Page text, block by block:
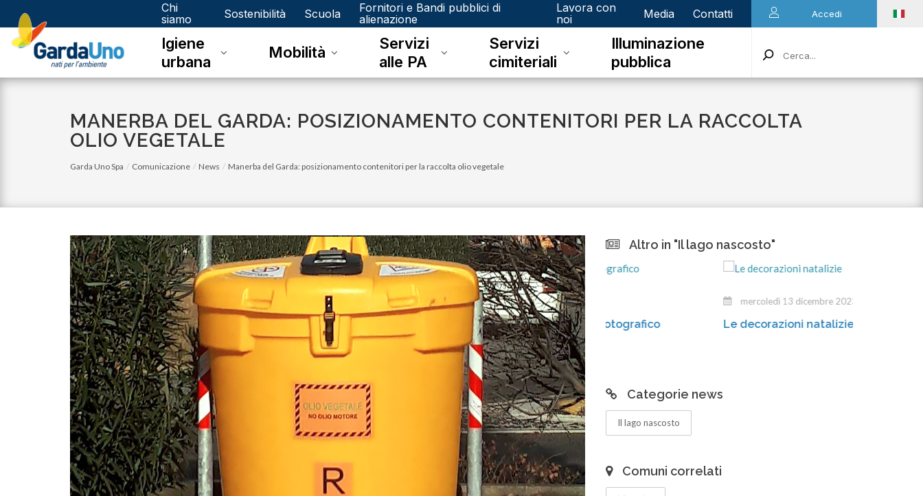
Gardauno
Spa
Chi
siamo
Sostenibilità Scuola
Fornitori e Bandi pubblici di
alienazione
Lavora con
noi
Media Contatti Accedi
Igiene
urbana
Mobilità
Servizi
alle PA
Servizi
cimiteriali
Illuminazione
pubblica
MANERBA DEL GARDA: POSIZIONAMENTO CONTENITORI PER LA RACCOLTA
OLIO VEGETALE
Garda Uno Spa Comunicazione News Manerba del Garda: posizionamento contenitori per la raccolta olio vegetale
Altro in "Il lago nascosto"
venerdì 03 novembre 2023
Eco Calendario 2023 Dello - Novembre
venerdì 15 dicembre 2023
Junker e il riconoscimento fotografico
mercoledì 13 dicembre 2023
Le decorazioni natalizie
Categorie news
Il lago nascosto
Comuni correlati